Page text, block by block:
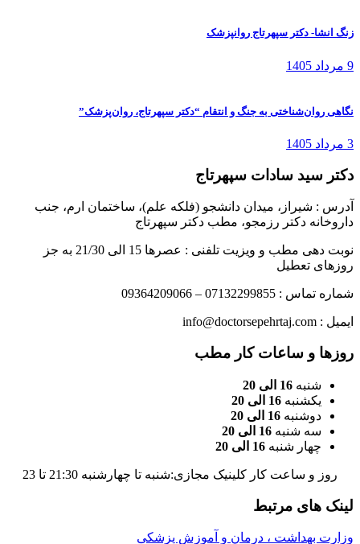
زنگ انشا- دکتر سپهرتاج روانپزشک
9 مرداد 1405
نگاهی روان‌شناختی به جنگ و انتقام “دکتر سپهرتاج، روان‌پزشک”
3 مرداد 1405
دکتر سید سادات سپهرتاج
آدرس : شيراز، ميدان دانشجو (فلکه علم)، ساختمان ارم، جنب
داروخانه دكتر رزمجو، مطب دکتر سپهرتاج
نوبت دهی مطب و ویزیت تلفنی : عصرها 15 الی 21/30 به جز
روزهای تعطیل
شماره تماس : 07132299855 – 09364209066
ایمیل : info@doctorsepehrtaj.com
روزها و ساعات کار مطب
شنبه 16 الی 20
یکشنبه 16 الی 20
دوشنبه 16 الی 20
سه شنبه 16 الی 20
چهار شنبه 16 الی 20
روز و ساعت کار کلینیک مجازی:شنبه تا چهارشنبه 21:30 تا 23
لینک های مرتبط
وزارت بهداشت ، درمان و آموزش پزشکی